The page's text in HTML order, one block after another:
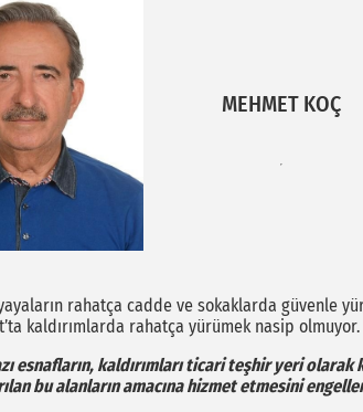
MEHMET KOÇ
rahatça cadde ve sokaklarda güvenle
kaldırımlarda rahatça yürümek nasip olmuyor.
esnafların, kaldırımları ticari teşhir yeri
bu alanların amacına hizmet etmesini